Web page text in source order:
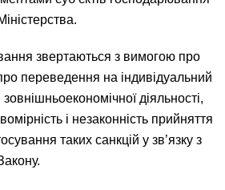
звертаються з вимогою про
переведення на індивідуальний
діяльності,
і незаконність прийняття
таких санкцій у зв’язку з